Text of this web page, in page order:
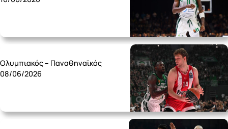
Ολυμπιακός – Παναθηναϊκός
08/06/2026